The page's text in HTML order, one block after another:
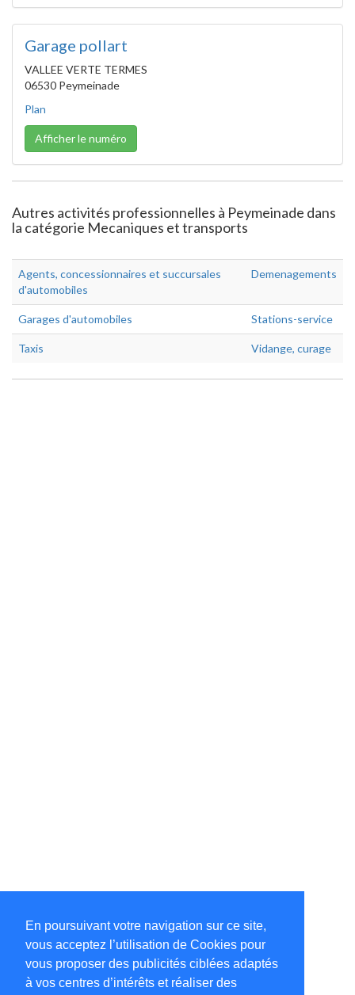
En poursuivant votre navigation sur ce site,
vous acceptez l’utilisation de Cookies pour
vous proposer des publicités ciblées adaptés
à vos centres d’intérêts et réaliser des
Garage pollart
VALLEE VERTE TERMES
06530 Peymeinade
Plan
Afficher le numéro
Autres activités professionnelles à Peymeinade dans
la catégorie Mecaniques et transports
Agents, concessionnaires et succursales
d'automobiles
Demenagements
Garages d'automobiles Stations-service
Taxis Vidange, curage